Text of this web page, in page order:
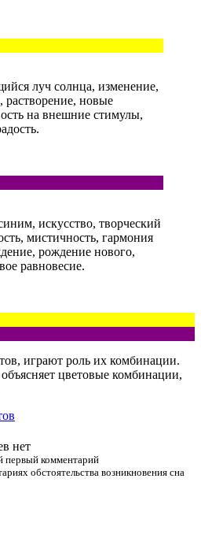
луч солнца, изменение,
растворение, новые
на внешние стимулы,
искусство, творческий
мистичность, гармония
рождение нового,
равновесие.
играют роль их комбинации.
цветовые комбинации,
нет
первый комментарий
обстоятельства возникновения сна